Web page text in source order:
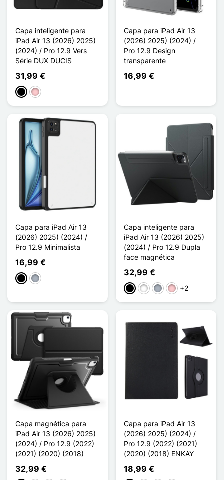
Capa inteligente para
iPad Air 13 (2026) 2025)
(2024) / Pro 12.9 Vers
Série DUX DUCIS
31,99 €
PretoRosa
Capa para iPad Air 13
(2026) 2025) (2024) /
Pro 12.9 Design
transparente
16,99 €
Capa para iPad Air 13
(2026) 2025) (2024) /
Pro 12.9 Minimalista
16,99 €
PretoCinzento
Capa inteligente para
iPad Air 13 (2026) 2025)
(2024) / Pro 12.9 Dupla
face magnética
32,99 €
PretoBrancoCinzento
Rosa+2
Capa magnética para
iPad Air 13 (2026) 2025)
(2024) / Pro 12.9 (2022)
(2021) (2020) (2018)
32,99 €
Capa para iPad Air 13
(2026) 2025) (2024) /
Pro 12.9 (2022) (2021)
(2020) (2018) ENKAY
18,99 €